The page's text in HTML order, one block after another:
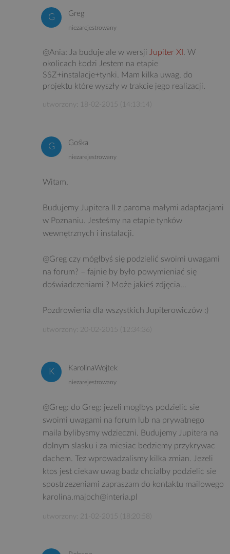
Greg
niezarejestrowany
@Ania: Ja buduje ale w wersji Jupiter XI
. W
okolicach Łodzi Jestem na etapie
SSZ+instalacje+tynki. Mam kilka uwag, do
projektu które wyszły w trakcie jego realizacji.
utworzony: 18-02-2015 (14:13:14)
Gośka
niezarejestrowany
Witam,
Budujemy Jupitera II z paroma małymi adaptacjami
w Poznaniu. Jesteśmy na etapie tynków
wewnętrznych i instalacji.
@Greg czy mógłbyś się podzielić swoimi uwagami
na forum? – fajnie by było powymieniać się
doświadczeniami ? Może jakieś zdjęcia…
Pozdrowienia dla wszystkich Jupiterowiczów :)
utworzony: 20-02-2015 (12:34:36)
KarolinaWojtek
niezarejestrowany
@Greg: do Greg: jezeli moglbys podzielic sie
swoimi uwagami na forum lub na prywatnego
maila bylibysmy wdzieczni. Budujemy Jupitera na
dolnym slasku i za miesiac bedziemy przykrywac
dachem. Tez wprowadzalismy kilka zmian. Jezeli
ktos jest ciekaw uwag badz chcialby podzielic sie
spostrzezeniami zapraszam do kontaktu mailowego
karolina.majoch@interia.pl
utworzony: 21-02-2015 (18:20:58)